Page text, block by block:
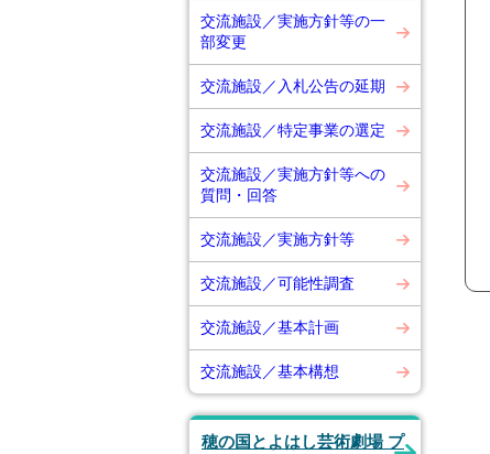
交流施設／実施方針等の一
部変更
交流施設／入札公告の延期
交流施設／特定事業の選定
交流施設／実施方針等への
質問・回答
交流施設／実施方針等
交流施設／可能性調査
交流施設／基本計画
交流施設／基本構想
穂の国とよはし芸術劇場 プ